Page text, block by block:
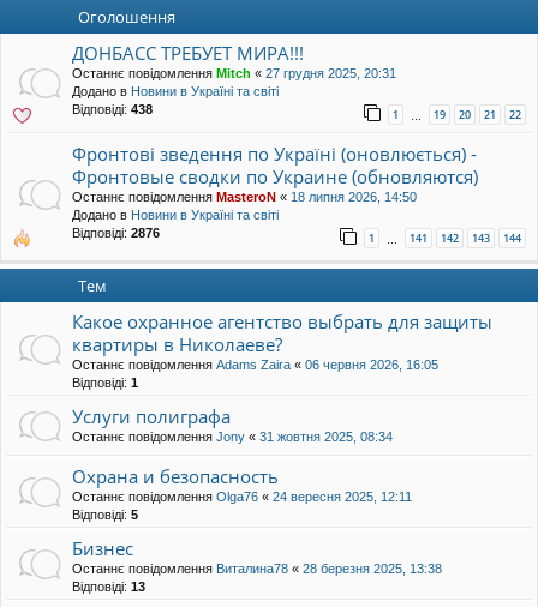
Оголошення
ДОНБАСС ТРЕБУЕТ МИРА!!!
Останнє повідомлення Mitch « 27 грудня 2025, 20:31
Додано в Новини в Україні та світі
Відповіді: 438 1 … 19 20 21 22
Фронтові зведення по Україні (оновлюється) -
Фронтовые сводки по Украине (обновляются)
Останнє повідомлення MasteroN « 18 липня 2026, 14:50
Додано в Новини в Україні та світі
Відповіді: 2876 1 … 141 142 143 144
Тем
Какое охранное агентство выбрать для защиты
квартиры в Николаеве?
Останнє повідомлення Adams Zaira « 06 червня 2026, 16:05
Відповіді: 1
Услуги полиграфа
Останнє повідомлення Jony « 31 жовтня 2025, 08:34
Охрана и безопасность
Останнє повідомлення Olga76 « 24 вересня 2025, 12:11
Відповіді: 5
Бизнес
Останнє повідомлення Виталина78 « 28 березня 2025, 13:38
Відповіді: 13